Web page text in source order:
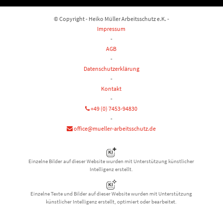
© Copyright - Heiko Müller Arbeitsschutz e.K. -
Impressum
-
AGB
-
Datenschutzerklärung
-
Kontakt
-
+49 (0) 7453-94830
-
office@mueller-arbeitsschutz.de
Einzelne Bilder auf dieser Website wurden mit Unterstützung künstlicher
Intelligenz erstellt.
Einzelne Texte und Bilder auf dieser Website wurden mit Unterstützung
künstlicher Intelligenz erstellt, optimiert oder bearbeitet.